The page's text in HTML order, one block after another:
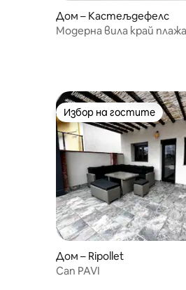
Дом – Кастељдефелс
Модерна вила край
Избор на гостите
Избор на гостите
Дом – Ripollet
Can PAVI